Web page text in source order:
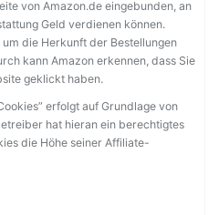
von Amazon.de eingebunden, an
Geld verdienen können.
die Herkunft der Bestellungen
kann Amazon erkennen, dass Sie
geklickt haben.
erfolgt auf Grundlage von
hat hieran ein berechtigtes
die Höhe seiner Affiliate-